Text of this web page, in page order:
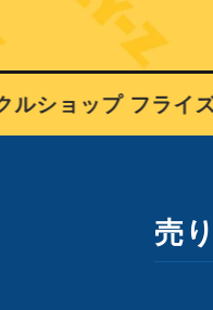
ョップ フライズに
売